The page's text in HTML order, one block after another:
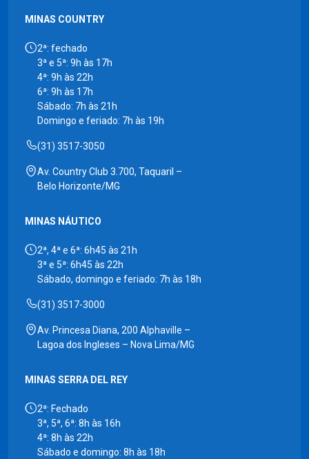
MINAS COUNTRY
2ª: fechado
3ª e 5ª: 9h às 17h
4ª: 9h às 22h
6ª: 9h às 17h
Sábado: 7h às 21h
Domingo e feriado: 7h às 19h
(31) 3517-3050
Av. Country Club 3.700, Taquaril –
Belo Horizonte/MG
MINAS NÁUTICO
2ª, 4ª e 6ª: 6h45 às 21h
3ª e 5ª: 6h45 às 22h
Sábado, domingo e feriado: 7h às 18h
(31) 3517-3000
Av. Princesa Diana, 200 Alphaville –
Lagoa dos Ingleses – Nova Lima/MG
MINAS SERRA DEL REY
2ª: Fechado
3ª, 5ª, 6ª: 8h às 16h
4ª: 8h às 22h
Sábado e domingo: 8h às 18h